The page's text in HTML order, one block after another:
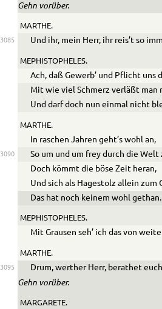
Gehn vorüber.
MARTHE.
3085 Und ihr, mein Herr, ihr reis’t so
MEPHISTOPHELES.
Ach, daß Gewerb’ und Pflicht uns
Mit wie viel Schmerz verläßt man
Und darf doch nun einmal nicht
MARTHE.
In raschen Jahren geht’s wohl an,
3090
So um und um frey durch die
Doch kömmt die böse Zeit heran,
Und sich als Hagestolz allein zum
Das hat noch keinem wohl gethan.
MEPHISTOPHELES.
Mit Grausen seh’ ich das von
MARTHE.
3095 Drum, werther Herr, berathet
Gehn vorüber.
MARGARETE.